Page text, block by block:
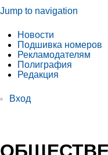
Jump to navigation
Новости
Подшивка номеров
Рекламодателям
Полиграфия
Редакция
Вход